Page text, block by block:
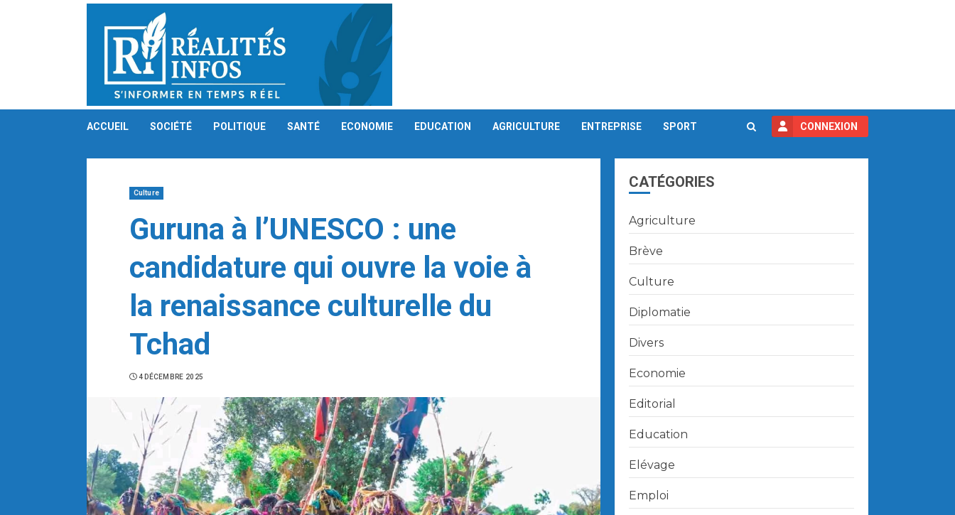
ACCUEIL SOCIÉTÉ POLITIQUE SANTÉ ECONOMIE EDUCATION AGRICULTURE ENTREPRISE SPORT CONNEXION
Culture
Guruna à l’UNESCO : une
candidature qui ouvre la voie à
la renaissance culturelle du
Tchad
4 DÉCEMBRE 2025
CATÉGORIES
Agriculture
Brève
Culture
Diplomatie
Divers
Economie
Editorial
Education
Elévage
Emploi